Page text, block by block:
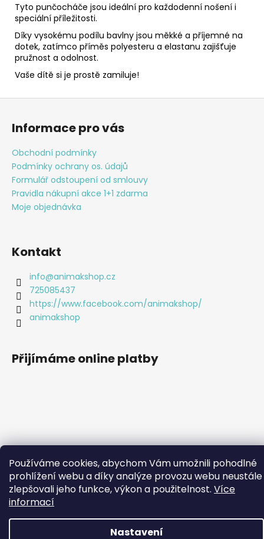
Používáme cookies, abychom Vám umožnili pohodlné
prohlížení webu a díky analýze provozu webu neustále
zlepšovali jeho funkce, výkon a použitelnost. Více
informací
Nastavení
Tyto punčocháče jsou ideální pro každodenní nošení i
speciální příležitosti.
Díky vysokému podílu bavlny jsou měkké a příjemné na
dotek, zatímco příměs polyesteru a elastanu zajišťuje
pružnost a odolnost.
Vaše dítě si je prostě zamiluje!
Z
Informace pro vás
Obchodní podmínky
Podmínky ochrany os. údajů
Formulář odstoupení od smlouvy
Pravidla nákupní akce 1+1 zdarma
Moje objednávka
Kontakt
info@animakshop.cz
725085437
https://www.facebook.com/animakshop/
animakshop
Přijímáme online platby
Vytvořil Shoptet
Copyright 2026
Upravit nastavení cookies